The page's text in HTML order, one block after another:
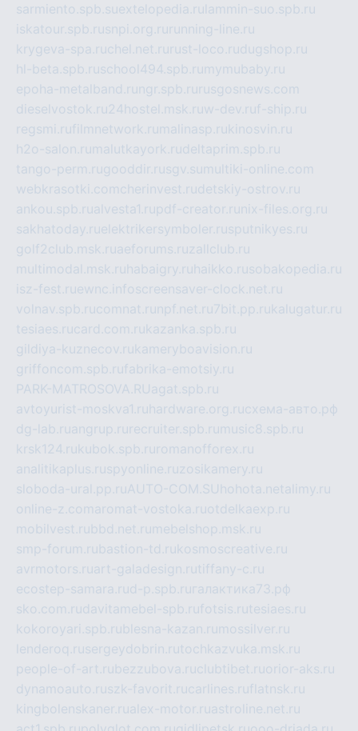
sarmiento.spb.suextelopedia.ru lammin-suo.spb.ru
iskatour.spb.rusnpi.org.ru running-line.ru
krygeva-spa.ruchel.net.ru rust-loco.rudugshop.ru
hl-beta.spb.ruschool494.spb.ru mymubaby.ru
epoha-metalband.ru ngr.spb.ru rusgosnews.com
dieselvostok.ru24hostel.msk.ruw-dev.ruf-ship.ru
regsmi.rufilmnetwork.ru malinasp.rukinosvin.ru
h2o-salon.ru malutkayork.rudeltaprim.spb.ru
tango-perm.rugooddir.rusgv.su multiki-online.com
webkrasotki.comcherinvest.rudetskiy-ostrov.ru
ankou.spb.rualvesta1.rupdf-creator.ru nix-files.org.ru
sakhatoday.ruelektrikersymboler.rusputnikyes.ru
golf2club.msk.ruaeforums.ruzallclub.ru
multimodal.msk.ru habaigry.ru haikko.rusobakopedia.ru
isz-fest.ruewnc.infoscreensaver-clock.net.ru
volnav.spb.rucomnat.ru npf.net.ru7bit.pp.rukalugatur.ru
tesiaes.rucard.com.rukazanka.spb.ru
gildiya-kuznecov.rukameryboavision.ru
griffoncom.spb.rufabrika-emotsiy.ru
PARK-MATROSOVA.RUagat.spb.ru
avtoyurist-moskva1.ru hardware.org.ruсхема-авто.рф
dg-lab.ruangrup.ru recruiter.spb.ru music8.spb.ru
krsk124.rukubok.spb.ru romanofforex.ru
analitikaplus.ruspyonline.ruzosikamery.ru
sloboda-ural.pp.ruAUTO-COM.SU hohota.netalimy.ru
online-z.comaromat-vostoka.ruotdelkaexp.ru
mobilvest.rubbd.net.ru mebelshop.msk.ru
smp-forum.rubastion-td.rukosmoscreative.ru
avrmotors.ruart-galadesign.rutiffany-c.ru
ecostep-samara.rud-p.spb.ru галактика73.рф
sko.com.rudavitamebel-spb.rufotsis.rutesiaes.ru
kokoroyari.spb.rublesna-kazan.ru mossilver.ru
lenderoq.rusergeydobrin.rutochkazvuka.msk.ru
people-of-art.rubezzubova.ruclubtibet.ruorior-aks.ru
dynamoauto.ruszk-favorit.rucarlines.ruflatnsk.ru
kingbolenskaner.rualex-motor.ruastroline.net.ru